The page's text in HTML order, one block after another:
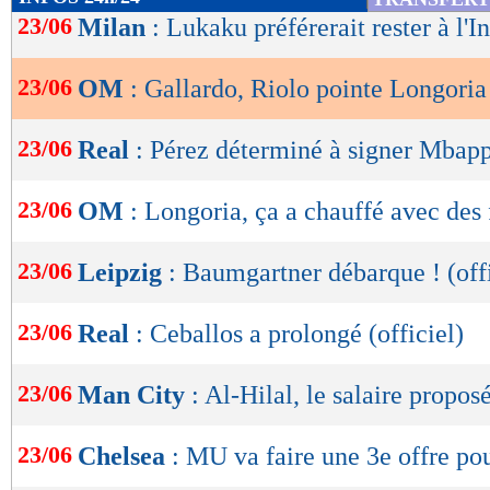
Fonseca également et finalement, il se rend
échapper à son monde à lui et à ses
Lu 28.558 fois- Alexis Goudlijian
de
OK
23/06 Milan : Lukaku préférerait rester à
23/06 OM : Gallardo, Riolo pointe
23/06 Real : Pérez déterminé à signer
23/06 OM : Longoria, ça a chauffé avec des
23/06 Leipzig : Baumgartner débarque !
23/06 Real : Ceballos a prolongé (officiel)
23/06 Man City : Al-Hilal, le salaire
23/06 Chelsea : MU va faire une 3e offre